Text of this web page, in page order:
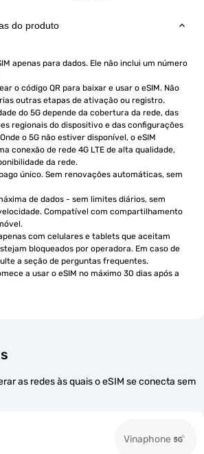
do produto
apenas para dados. Ele não inclui um número
o código QR para baixar e usar o eSIM. Não
outras etapas de ativação ou registro.
do 5G depende da cobertura da rede, das
regionais do dispositivo e das configurações
o 5G não estiver disponível, o eSIM
conexão de rede 4G LTE de alta qualidade,
da rede.
único. Sem renovações automáticas, sem
de dados - sem limites diários, sem
Compatível com compartilhamento
com celulares e tablets que aceitam
bloqueados por operadora. Em caso de
a seção de perguntas frequentes.
a usar o eSIM no máximo 30 dias após a
as redes às quais o eSIM se conecta sem
Vinaphone